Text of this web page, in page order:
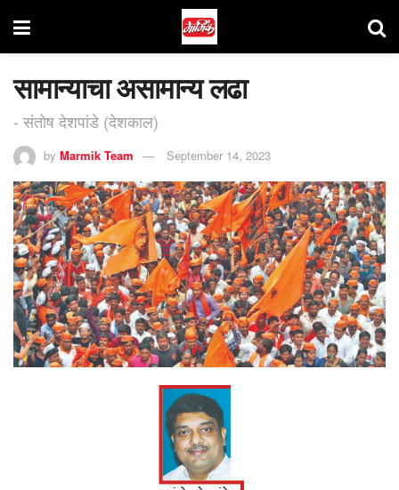
सामान्याचा असामान्य लढा
- संतोष देशपांडे (देशकाल)
by Marmik Team September 14, 2023